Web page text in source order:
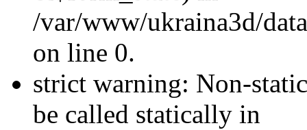
/var/www/ukraina3d/
on line 0.
strict warning: Non-
be called statically in